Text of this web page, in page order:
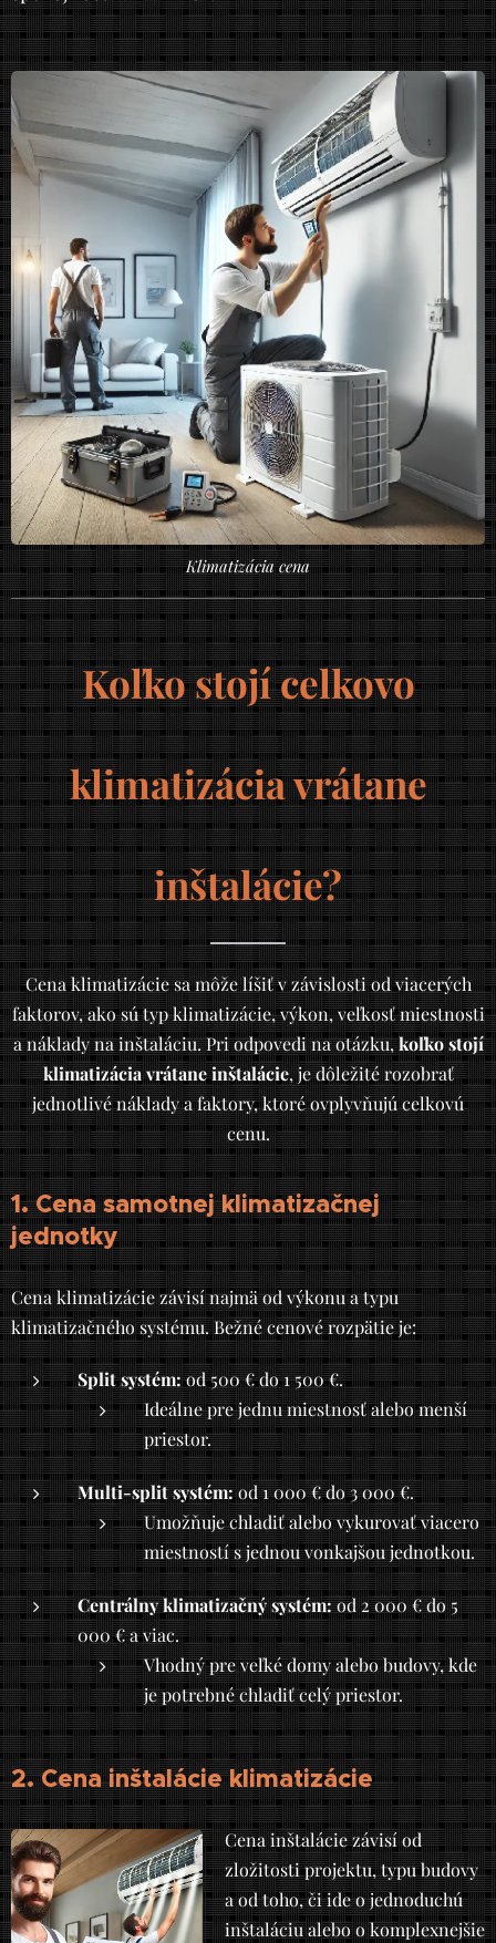
Klimatizácia cena
Koľko stojí celkovo
klimatizácia vrátane
inštalácie?
Cena klimatizácie sa môže líšiť v závislosti od viacerých
faktorov, ako sú typ klimatizácie, výkon, veľkosť miestnosti
a náklady na inštaláciu. Pri odpovedi na otázku,koľko stojí
klimatizácia vrátane inštalácie, je dôležité rozobrať
jednotlivé náklady a faktory, ktoré ovplyvňujú celkovú
cenu.
1. Cena samotnej klimatizačnej
jednotky
Cena klimatizácie závisí najmä od výkonu a typu
klimatizačného systému. Bežné cenové rozpätie je:
Split systém:od 500 € do 1 500 €.
Ideálne pre jednu miestnosť alebo menší
priestor.
Multi-split systém:od 1 000 € do 3 000 €.
Umožňuje chladiť alebo vykurovať viacero
miestností s jednou vonkajšou jednotkou.
Centrálny klimatizačný systém:od 2 000 € do 5
000 € a viac.
Vhodný pre veľké domy alebo budovy, kde
je potrebné chladiť celý priestor.
2. Cena inštalácie klimatizácie
Cena inštalácie závisí od
zložitosti projektu, typu budovy
a od toho, či ide o jednoduchú
inštaláciu alebo o komplexnejšie